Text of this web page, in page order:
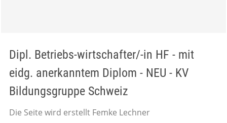
Dipl. Betriebs-wirtschafter/-in HF - mit
eidg. anerkanntem Diplom - NEU - KV
Bildungsgruppe Schweiz
Die Seite wird erstellt Femke Lechner